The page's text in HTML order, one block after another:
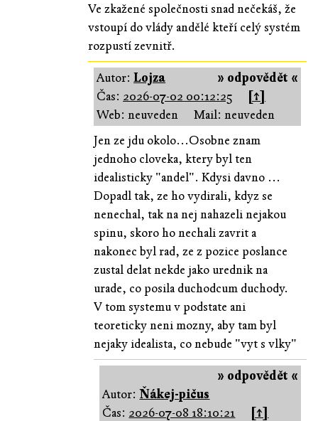
Ve zkažené společnosti snad nečekáš, že
vstoupí do vlády andělé kteří celý systém
rozpustí zevnitř.
» odpovědět «
Autor:Lojza
Čas: 2026-07-02 00:12:25
[↑]
Web: neuveden
Mail: neuveden
Jen ze jdu okolo...Osobne znam
jednoho cloveka, ktery byl ten
idealisticky "andel". Kdysi davno ...
Dopadl tak, ze ho vydirali, kdyz se
nenechal, tak na nej nahazeli nejakou
spinu, skoro ho nechali zavrit a
nakonec byl rad, ze z pozice poslance
zustal delat nekde jako urednik na
urade, co posila duchodcum duchody.
V tom systemu v podstate ani
teoreticky neni mozny, aby tam byl
nejaky idealista, co nebude "vyt s vlky"
» odpovědět «
Autor:Ňákej-pičus
Čas: 2026-07-08 18:10:21
[↑]